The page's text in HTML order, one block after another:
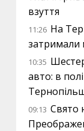
взуття
11:26 На
затримали
10:35
авто: в
09:13 Свято